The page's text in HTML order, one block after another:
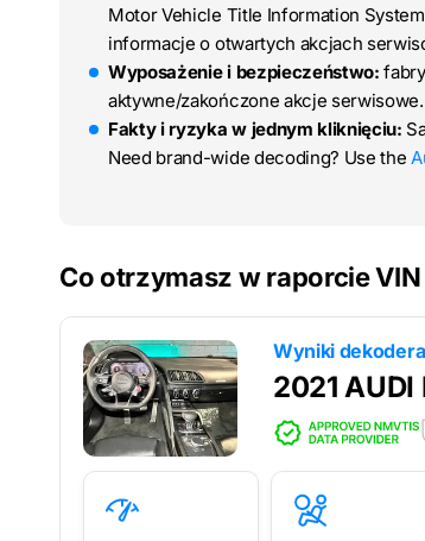
Motor Vehicle Title Information
informacje o otwartych akcjach
Wyposażenie i bezpieczeństwo:
aktywne/zakończone akcje serwisowe.
Fakty i ryzyka w jednym kliknięciu:
Need brand-wide decoding? Use the
Co otrzymasz w raporcie VIN
Wyniki
2021 AUDI